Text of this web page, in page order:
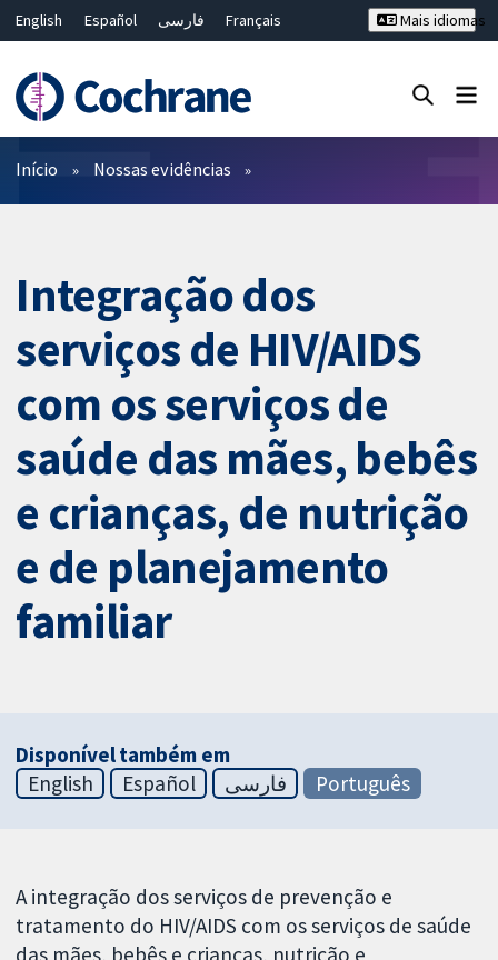
English Español فارسی
Français
Bahasa Malaysia
ไทย 繁體中文
Mais idiomas
Filtros
Início Nossas evidências
Integração dos
serviços de HIV/AIDS
com os serviços de
saúde das mães, bebês
e crianças, de nutrição
e de planejamento
familiar
Disponível também em
English
Español فارسی Português
A integração dos serviços de prevenção e
tratamento do HIV/AIDS com os serviços de saúde
das mães, bebês e crianças, nutrição e